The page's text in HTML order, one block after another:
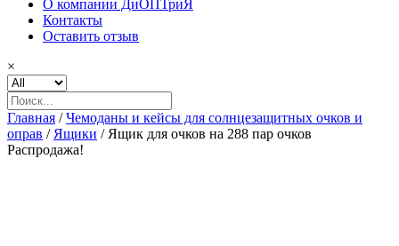
О компании ДиОПТриЯ
Контакты
Оставить отзыв
×
Главная /Чемоданы и кейсы для солнцезащитных очков и
оправ / Ящики / Ящик для очков на 288 пар очков
Распродажа!